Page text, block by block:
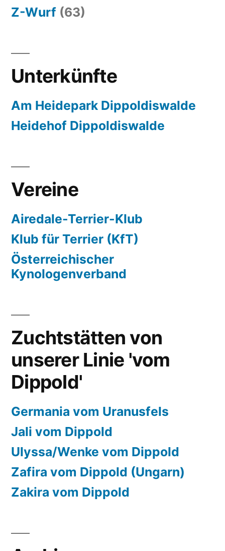
Z-Wurf (63)
Unterkünfte
Am Heidepark Dippoldiswalde
Heidehof Dippoldiswalde
Vereine
Airedale-Terrier-Klub
Klub für Terrier (KfT)
Österreichischer
Kynologenverband
Zuchtstätten von
unserer Linie 'vom
Dippold'
Germania vom Uranusfels
Jali vom Dippold
Ulyssa/Wenke vom Dippold
Zafira vom Dippold (Ungarn)
Zakira vom Dippold